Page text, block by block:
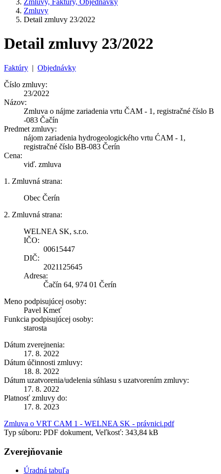
Zmluvy, Faktúry, Objednávky
Zmluvy
Detail zmluvy 23/2022
Detail zmluvy 23/2022
Faktúry | Objednávky
Číslo zmluvy:
23/2022
Názov:
Zmluva o nájme zariadenia vrtu ČAM - 1, registračné číslo B
-083 Čačín
Predmet zmluvy:
nájom zariadenia hydrogeologického vrtu ĆAM - 1,
registračné číslo BB-083 Čerín
Cena:
viď. zmluva
1. Zmluvná strana:
Obec Čerín
2. Zmluvná strana:
WELNEA SK, s.r.o.
IČO:
00615447
DIČ:
2021125645
Adresa:
Čačín 64, 974 01 Čerín
Meno podpisujúcej osoby:
Pavel Kmeť
Funkcia podpisujúcej osoby:
starosta
Dátum zverejnenia:
17. 8. 2022
Dátum účinnosti zmluvy:
18. 8. 2022
Dátum uzatvorenia/udelenia súhlasu s uzatvorením zmluvy:
17. 8. 2022
Platnosť zmluvy do:
17. 8. 2023
Zmluva o VRT CAM 1 - WELNEA SK - právnici.pdf
Typ súboru: PDF dokument, Veľkosť: 343,84 kB
Zverejňovanie
Úradná tabuľa